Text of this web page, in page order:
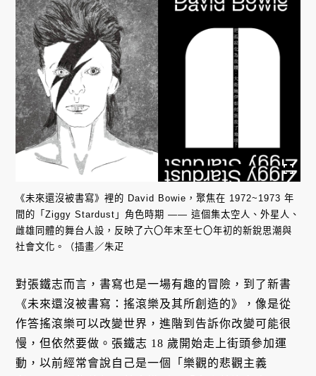
《未來還沒被書寫》裡的 David Bowie，聚焦在 1972~1973 年
間的「Ziggy Stardust」角色時期 —— 這個集太空人、外星人、
雌雄同體的舞台人設，反映了六〇年末至七〇年初的新銳思潮與
社會文化。（插畫／朱疋
對張鐵志而言，書寫也是一場有趣的冒險，到了新書
《未來還沒被書寫：搖滾樂及其所創造的》，像是從
作答搖滾樂可以改變世界，進階到告訴你改變可能很
慢，但依然要做。張鐵志 18 歲開始走上街頭參加運
動，以前經常會說自己是一個「樂觀的悲觀主義